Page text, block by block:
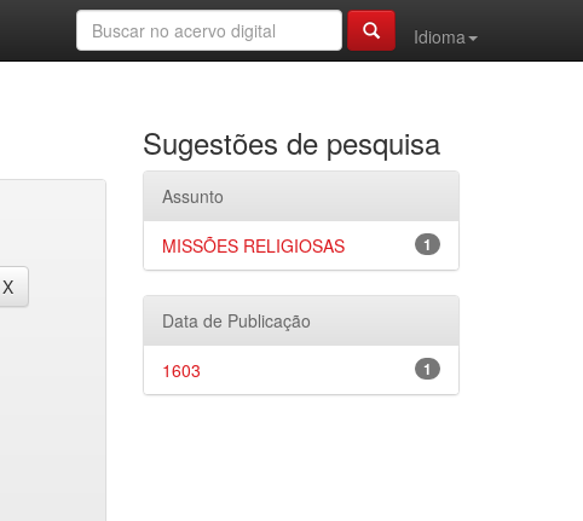
Idioma
Sugestões de pesquisa
Assunto
1
MISSÕES RELIGIOSAS
Data de Publicação
1
1603